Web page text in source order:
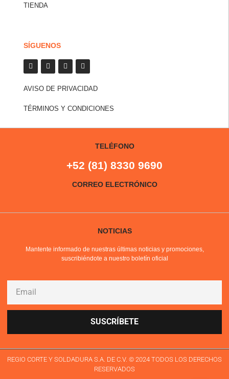
TIENDA
SÍGUENOS
AVISO DE PRIVACIDAD
TÉRMINOS Y CONDICIONES
TELÉFONO
+52 (81) 8330 9690
CORREO ELECTRÓNICO
NOTICIAS
Mantente informado de nuestras últimas noticias y promociones,
suscribiéndote a nuestro boletín oficial
SUSCRÍBETE
REGIO CORTE Y SOLDADURA S.A. DE C.V. © 2024 TODOS LOS DERECHOS
RESERVADOS